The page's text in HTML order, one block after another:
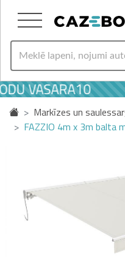
VASARA10
Markīzes un
FAZZIO 4m x 3m balta